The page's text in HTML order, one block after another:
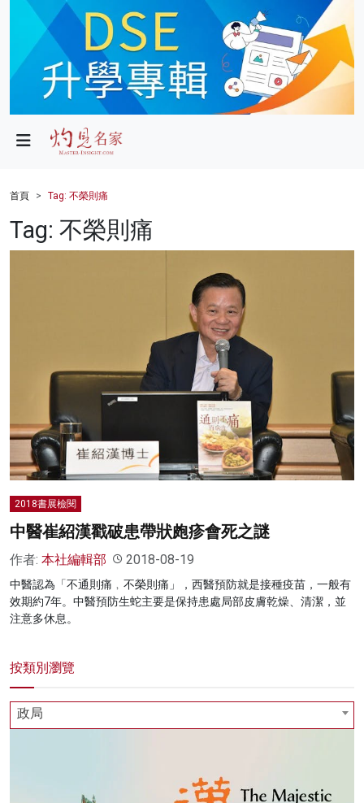
政局
財經
健康
名家榜
灼見活動
關於我們
首頁 Tag: 不榮則痛
Tag: 不榮則痛
2018書展檢閱
中醫崔紹漢戳破患帶狀皰疹會死之謎
作者: 本社編輯部 2018-08-19
中醫認為「不通則痛﹐不榮則痛」，西醫預防就是接種疫苗，一般有
效期約7年。中醫預防生蛇主要是保持患處局部皮膚乾燥、清潔，並
注意多休息。
按類別瀏覽
政局